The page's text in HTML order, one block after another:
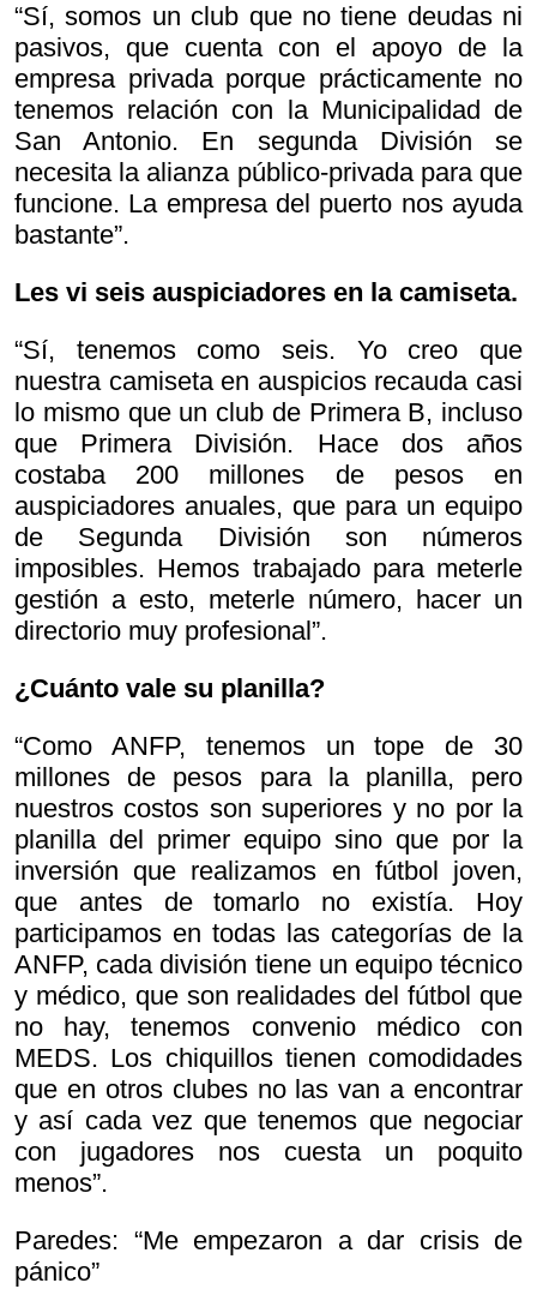
“Sí, somos un club que no tiene deudas ni
pasivos, que cuenta con el apoyo de la
empresa privada porque prácticamente no
tenemos relación con la Municipalidad de
San Antonio. En segunda División se
necesita la alianza público-privada para que
funcione. La empresa del puerto nos ayuda
bastante”.
Les vi seis auspiciadores en la camiseta.
“Sí, tenemos como seis. Yo creo que
nuestra camiseta en auspicios recauda casi
lo mismo que un club de Primera B, incluso
que Primera División. Hace dos años
costaba 200 millones de pesos en
auspiciadores anuales, que para un equipo
de Segunda División son números
imposibles. Hemos trabajado para meterle
gestión a esto, meterle número, hacer un
directorio muy profesional”.
¿Cuánto vale su planilla?
“Como ANFP, tenemos un tope de 30
millones de pesos para la planilla, pero
nuestros costos son superiores y no por la
planilla del primer equipo sino que por la
inversión que realizamos en fútbol joven,
que antes de tomarlo no existía. Hoy
participamos en todas las categorías de la
ANFP, cada división tiene un equipo técnico
y médico, que son realidades del fútbol que
no hay, tenemos convenio médico con
MEDS. Los chiquillos tienen comodidades
que en otros clubes no las van a encontrar
y así cada vez que tenemos que negociar
con jugadores nos cuesta un poquito
menos”.
Paredes: “Me empezaron a dar crisis de
pánico”